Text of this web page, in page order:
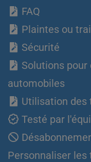
FAQ
Plaintes ou
Sécurité
Solutions
automobiles
Utilisation des
Testé par
Personnaliser les